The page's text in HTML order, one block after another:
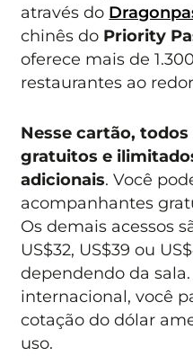
através do
chinês do Priority
oferece mais de
restaurantes ao
Nesse cartão, todos
gratuitos e
adicionais. Você
acompanhantes
Os demais acessos
US$32, US$39 ou
dependendo da
internacional, você
cotação do dólar
uso.